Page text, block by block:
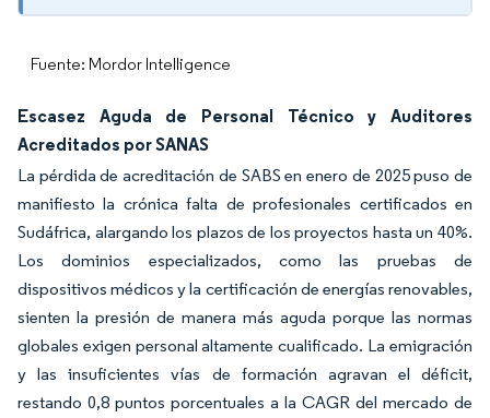
Fuente: Mordor Intelligence
Escasez Aguda de Personal Técnico y Auditores
Acreditados por SANAS
La pérdida de acreditación de SABS en enero de 2025 puso de
manifiesto la crónica falta de profesionales certificados en
Sudáfrica, alargando los plazos de los proyectos hasta un 40%.
Los dominios especializados, como las pruebas de
dispositivos médicos y la certificación de energías renovables,
sienten la presión de manera más aguda porque las normas
globales exigen personal altamente cualificado. La emigración
y las insuficientes vías de formación agravan el déficit,
restando 0,8 puntos porcentuales a la CAGR del mercado de